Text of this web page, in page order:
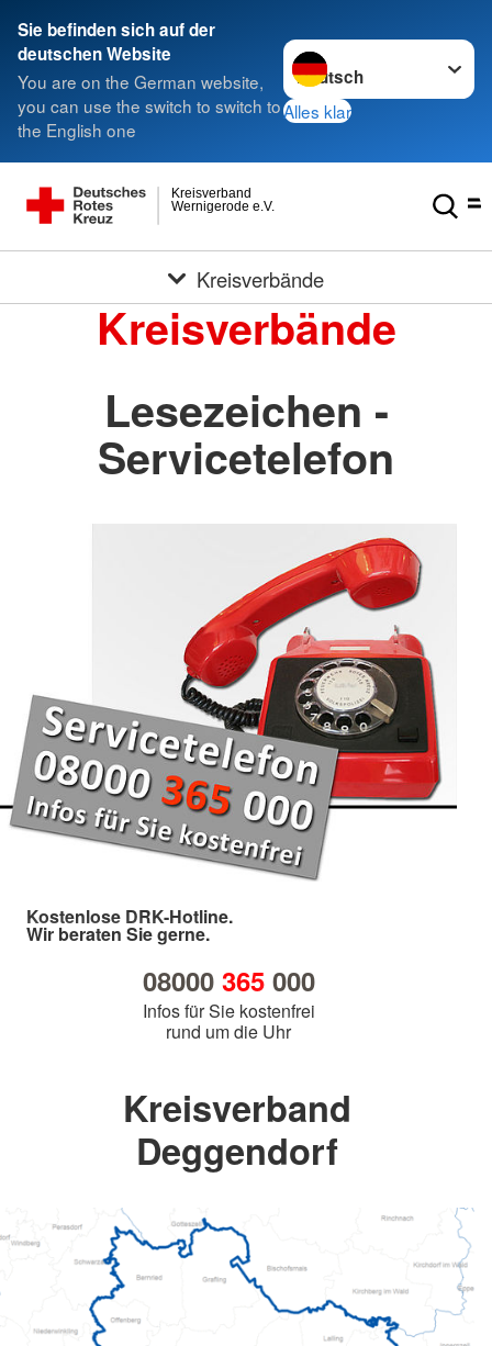
Sie befinden sich auf der
deutschen Website
You are on the German website,
you can use the switch to switch to
the English one
Sprache wechseln zu
Alles klar
Wernigerode e.V.
Kreisverband
Kreisverbände
Kreisverbände
Lesezeichen -
Servicetelefon
Kostenlose DRK-Hotline.
Wir beraten Sie gerne.
08000 365000
Infos für Sie kostenfrei
rund um die Uhr
Kreisverband
Deggendorf